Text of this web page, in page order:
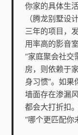
你家的具体生
（腾龙别墅设
三年的项目，
用率高的影音
“家庭聚会社交
房，则依赖于
身习惯”。如
墙面存在渗漏
都会大打折扣
“哪个更匹配你